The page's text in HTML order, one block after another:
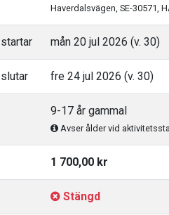
Haverdalsvägen, SE-30571,
mån 20 jul 2026 (v. 30)
fre 24 jul 2026 (v. 30)
9-17 år gammal
Avser ålder vid
1 700,00 kr
Stängd